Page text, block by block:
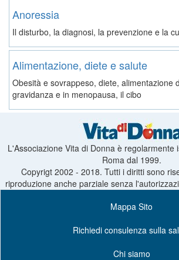
Anoressia
Il disturbo, la diagnosi, la prevenzione e la
Alimentazione, diete e salute
Obesità e sovrappeso, diete, alimentazione
gravidanza e in menopausa, il cibo
L'Associazione Vita di Donna è regolarmente
Roma dal 1999.
Copyrigt 2002 - 2018. Tutti i diritti sono
riproduzione anche parziale senza
Mappa Sito
Richiedi consulenza sulla
Chi siamo